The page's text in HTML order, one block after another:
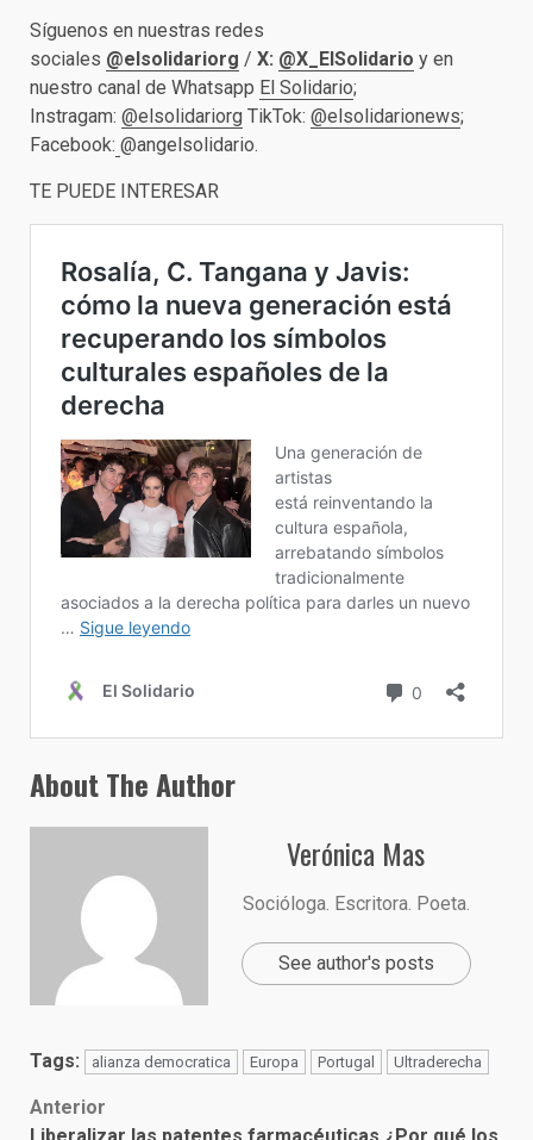
Síguenos en nuestras redes
sociales @elsolidariorg / X: @X_ElSolidario y en
nuestro canal de Whatsapp El Solidario;
Instragam: @elsolidariorg TikTok: @elsolidarionews;
Facebook: @angelsolidario.
TE PUEDE INTERESAR
About The Author
Verónica Mas
Socióloga. Escritora. Poeta.
See author's posts
Tags: alianza democratica Europa Portugal Ultraderecha
Post
Anterior